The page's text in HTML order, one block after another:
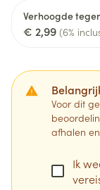
Verhoogde
€ 2,99 (6%
Voor dit
afhalen
Ik